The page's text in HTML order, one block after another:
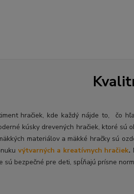
hračiek, kde každý nájde to, čo
kúsky drevených hračiek, ktoré sú
materiálov a mäkké hračky sú
výtvarných a kreatívnych hračiek.
sú bezpečné pre deti, spĺňajú prísne